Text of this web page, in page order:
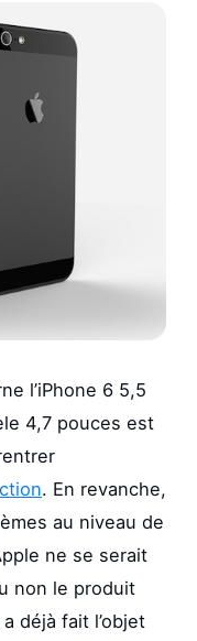
l’iPhone 6 5,5
4,7 pouces est
. En revanche,
au niveau de
ne se serait
non le produit
déjà fait l’objet